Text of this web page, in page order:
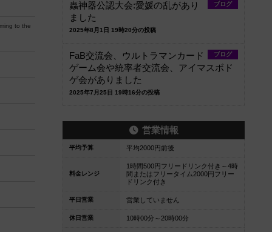
to the
ブログ
蟲神器公認大会:愛媛の乱があり
ました
2025年8月1日 19時20分の投稿
ブログ
FaB交流会、ウルトラマンカード
ゲーム会や統率者交流会、アイマスボド
ゲ会がありました
2025年7月25日 19時16分の投稿
営業情報
平均予算 平均2000円前後
料金レンジ
1時間500円フリードリンク付き～4時
間またはフリータイム2000円フリー
ドリンク付き
平日営業 営業していません
休日営業 10時00分～20時00分